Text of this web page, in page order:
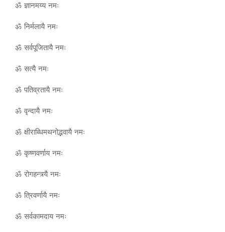
ॐ ज्ञानमय्य नमः
ॐ निर्मलायै नमः
ॐ सर्वपूजितायै नमः
ॐ सत्यै नमः
ॐ पतिव्रतायै नमः
ॐ वृन्दायै नमः
ॐ क्षीराब्धिमथनोद्भवायै नमः
ॐ कृष्णवर्णाय नमः
ॐ रोगहन्त्र्यै नमः
ॐ त्रिवर्णायै नमः
ॐ सर्वकामदाय नमः